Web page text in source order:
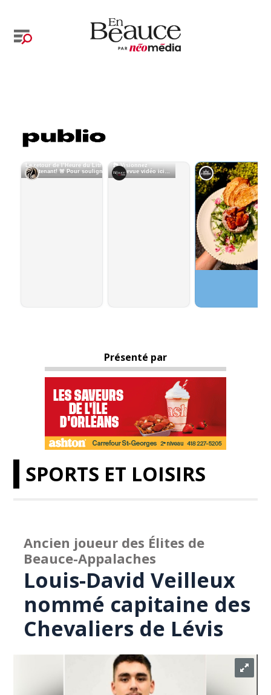
Présenté par
SPORTS ET LOISIRS
Ancien joueur des Élites de
Beauce-Appalaches
Louis-David Veilleux
nommé capitaine des
Chevaliers de Lévis